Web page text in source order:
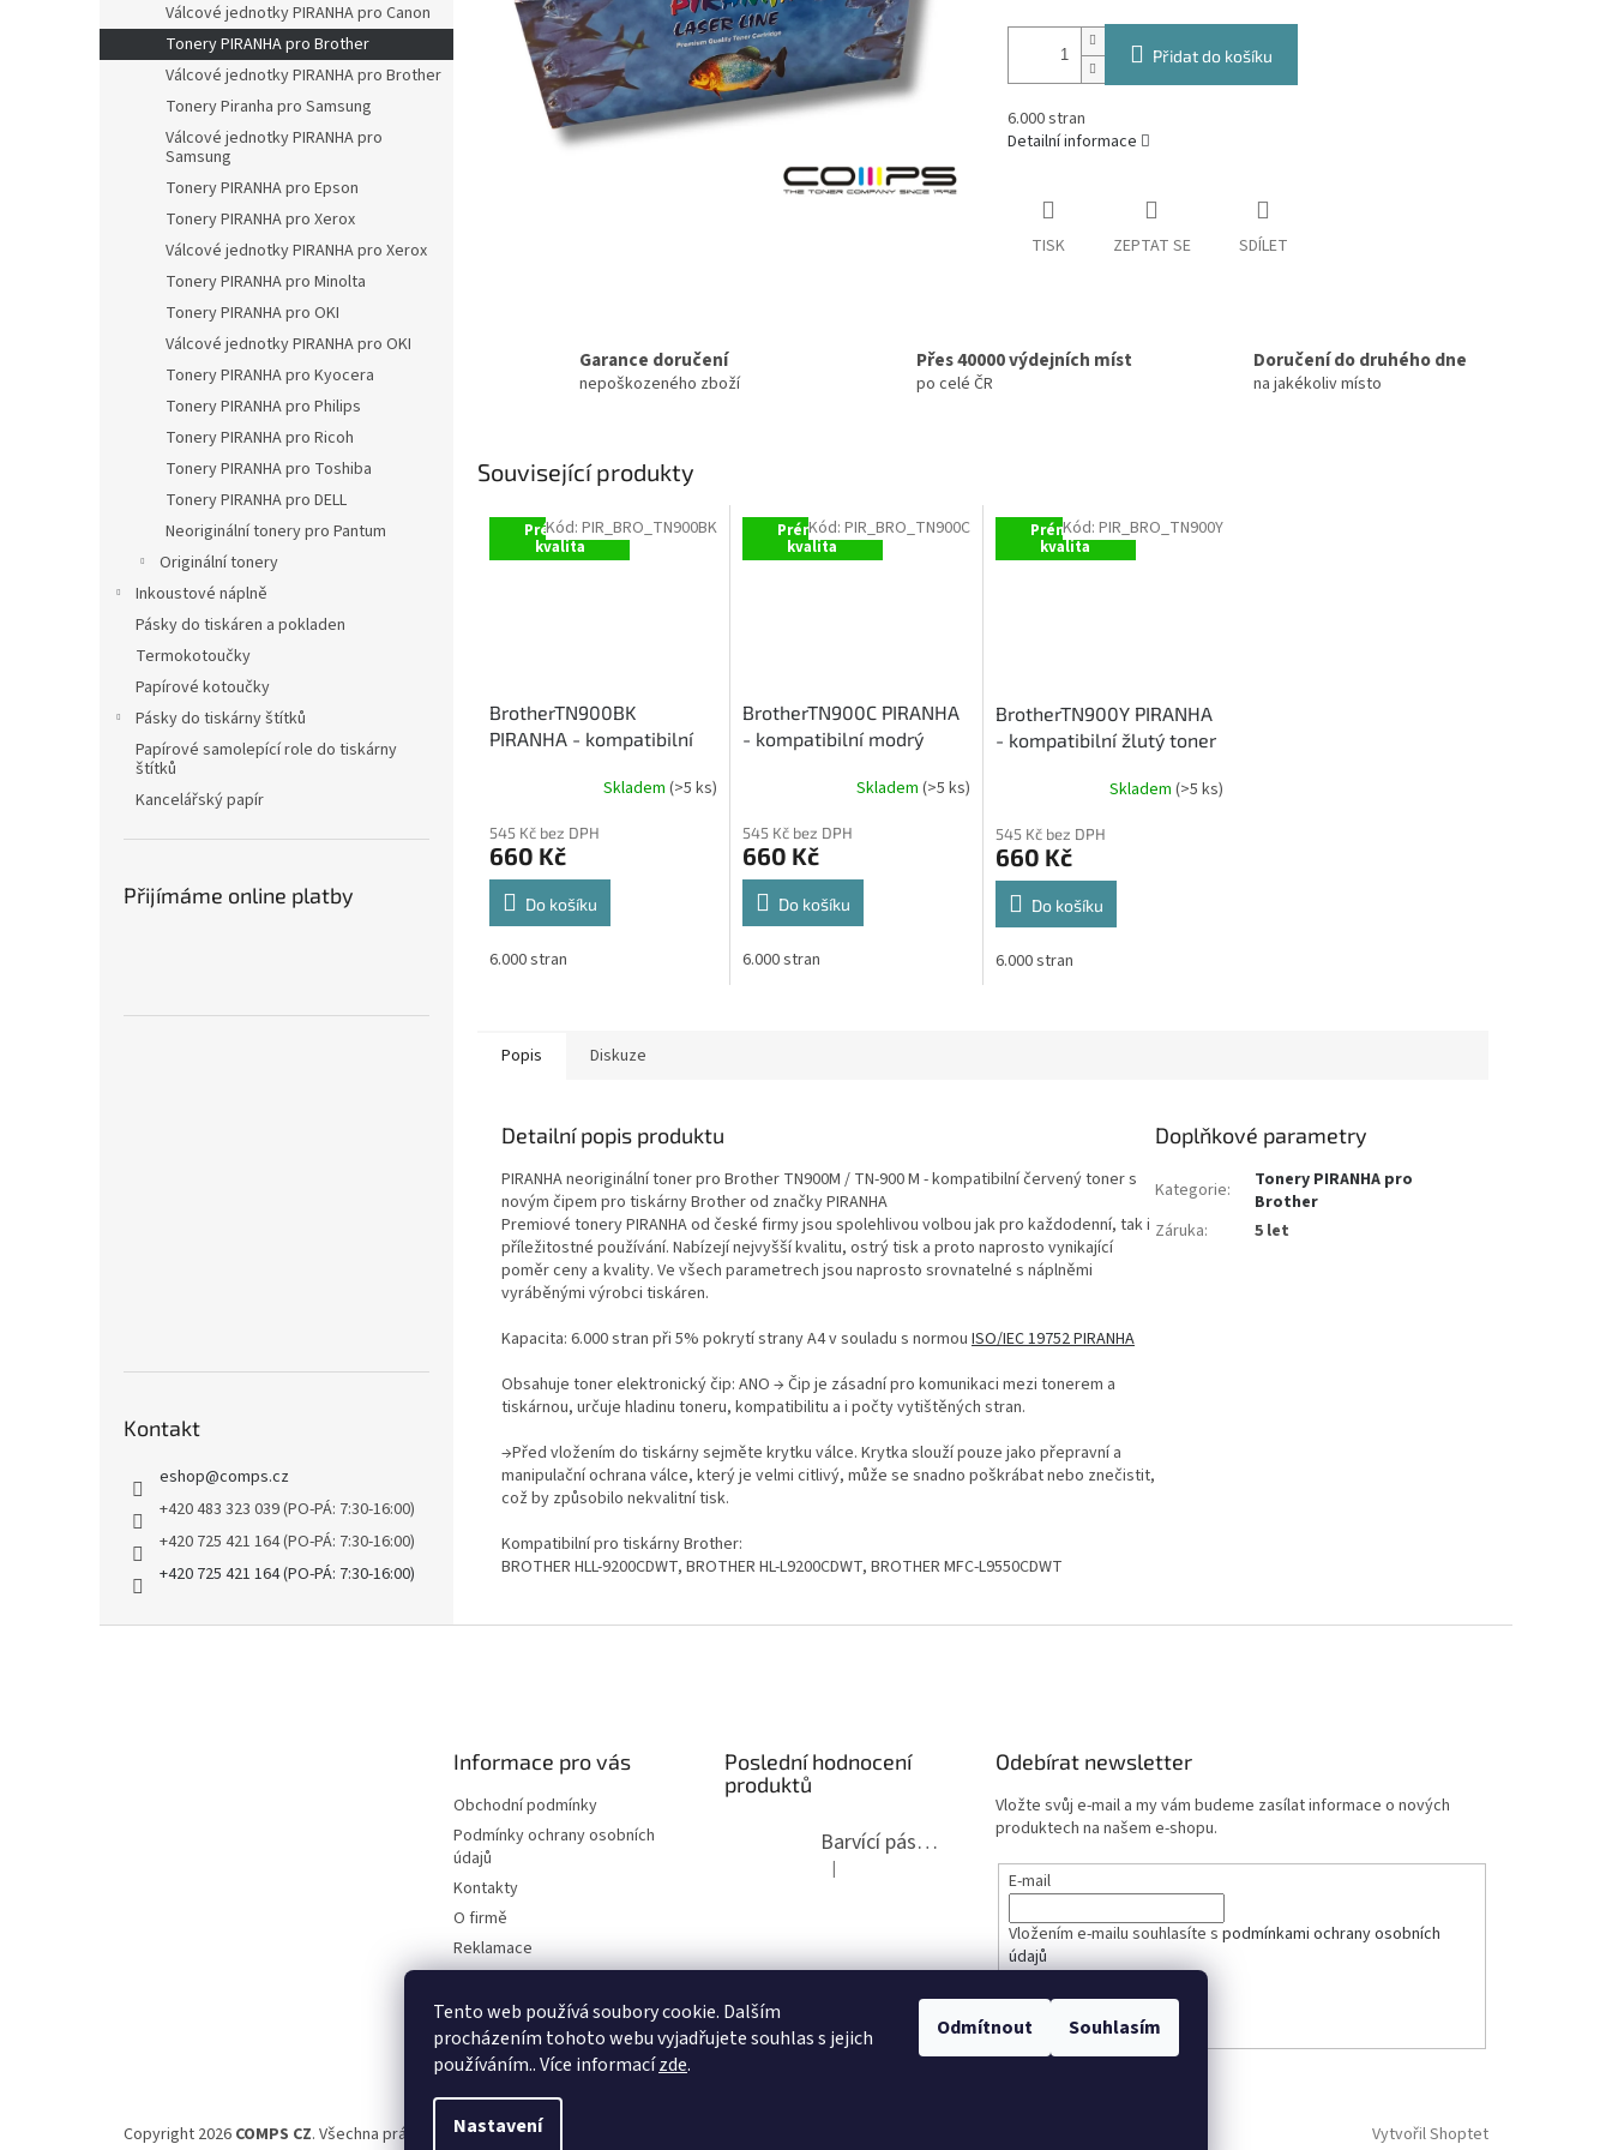
Tento web používá soubory cookie. Dalším
procházením tohoto webu vyjadřujete souhlas s jejich
používáním.. Více informacízde.
Nastavení
Odmítnout Souhlasím
n
e
Válcové jednotky PIRANHA pro Canon
Tonery PIRANHA pro Brother
Válcové jednotky PIRANHA pro Brother
Tonery Piranha pro Samsung
Válcové jednotky PIRANHA pro
Samsung
Tonery PIRANHA pro Epson
Tonery PIRANHA pro Xerox
Válcové jednotky PIRANHA pro Xerox
Tonery PIRANHA pro Minolta
Tonery PIRANHA pro OKI
Válcové jednotky PIRANHA pro OKI
Tonery PIRANHA pro Kyocera
Tonery PIRANHA pro Philips
Tonery PIRANHA pro Ricoh
Tonery PIRANHA pro Toshiba
Tonery PIRANHA pro DELL
Neoriginální tonery pro Pantum
Originální tonery
Inkoustové náplně
Pásky do tiskáren a pokladen
Termokotoučky
Papírové kotoučky
Pásky do tiskárny štítků
Papírové samolepící role do tiskárny
štítků
Kancelářský papír
Přijímáme online platby
Kontakt
eshop@comps.cz
+420 483 323 039 (PO-PÁ: 7:30-16:00)
+420 725 421 164 (PO-PÁ: 7:30-16:00)
+420 725 421 164 (PO-PÁ: 7:30-16:00)
Přidat do košíku
6.000 stran
Detailní informace
TISK ZEPTAT SE SDÍLET
Garance doručení
nepoškozeného zboží
Přes 40000 výdejních míst
po celé ČR
Doručení do druhého dne
na jakékoliv místo
Související produkty
Prémiová
kvalita
BrotherTN900BK
PIRANHA - kompatibilní
Skladem (>5 ks)
545 Kč bez DPH
660 Kč
Do košíku
6.000 stran
Kód: PIR_BRO_TN900BK Prémiová
kvalita
BrotherTN900C PIRANHA
- kompatibilní modrý
Skladem (>5 ks)
545 Kč bez DPH
660 Kč
Do košíku
6.000 stran
Kód: PIR_BRO_TN900C Prémiová
kvalita
BrotherTN900Y PIRANHA
- kompatibilní žlutý toner
Skladem(>5 ks)
545 Kč bez DPH
660 Kč
Do košíku
6.000 stran
Kód:PIR_BRO_TN900Y
Popis Diskuze
Detailní popis produktu
PIRANHA neoriginální toner pro Brother TN900M / TN-900 M - kompatibilní červený toner s
novým čipem pro tiskárny Brother od značky PIRANHA
Premiové tonery PIRANHA od české firmy jsou spolehlivou volbou jak pro každodenní, tak i
příležitostné používání. Nabízejí nejvyšší kvalitu, ostrý tisk a proto naprosto vynikající
poměr ceny a kvality. Ve všech parametrech jsou naprosto srovnatelné s náplněmi
vyráběnými výrobci tiskáren.
Kapacita: 6.000 stran při 5% pokrytí strany A4 v souladu s normou ISO/IEC 19752 PIRANHA
Obsahuje toner elektronický čip: ANO → Čip je zásadní pro komunikaci mezi tonerem a
tiskárnou, určuje hladinu toneru, kompatibilitu a i počty vytištěných stran.
→Před vložením do tiskárny sejměte krytku válce. Krytka slouží pouze jako přepravní a
manipulační ochrana válce, který je velmi citlivý, může se snadno poškrábat nebo znečistit,
což by způsobilo nekvalitní tisk.
Kompatibilní pro tiskárny Brother:
BROTHER HLL-9200CDWT, BROTHER HL-L9200CDWT, BROTHER MFC-L9550CDWT
Doplňkové parametry
Kategorie:
Tonery PIRANHA pro
Brother
Záruka: 5 let
Informace pro vás
Obchodní podmínky
Podmínky ochrany osobních
údajů
Kontakty
O firmě
Reklamace
Certifikáty
Možnosti dopravy
Poslední hodnocení
produktů
Barvící páska pro psací stroje DIN 1, DIN 13/10, LAND, PA červenočerná
Hodnocení produktu je 5 z 5 hvězdiček.
|
Odebírat newsletter
Vložte svůj e-mail a my vám budeme zasílat informace o nových
produktech na našem e-shopu.
E-mail
Vložením e-mailu souhlasíte spodmínkami ochrany osobních
údajů
Vytvořil Shoptet
Copyright 2026 COMPS CZ. Všechna práva vyhrazena.